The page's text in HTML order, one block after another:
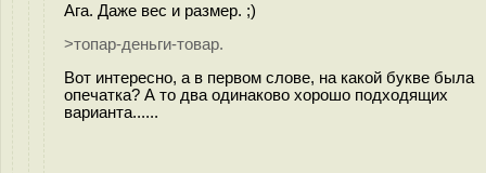
Ага. Даже вес и размер. ;)
>топар-деньги-товар.
Вот интересно, а в первом слове, на какой букве была
опечатка? А то два одинаково хорошо подходящих
варианта......